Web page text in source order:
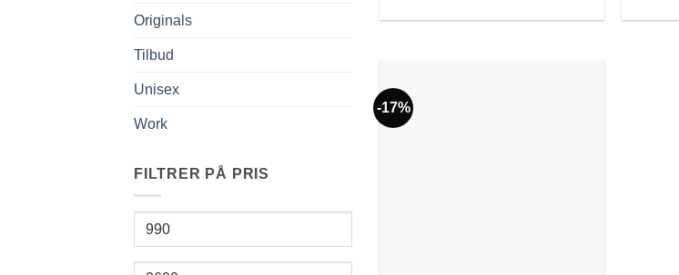
Originals
Tilbud
Unisex
Work
FILTRER PÅ PRIS
Min.
Makspris
-17%